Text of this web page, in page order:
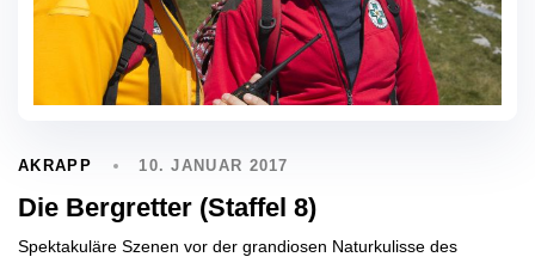
AKRAPP 10. JANUAR 2017
Die Bergretter (Staffel 8)
Spektakuläre Szenen vor der grandiosen Naturkulisse des